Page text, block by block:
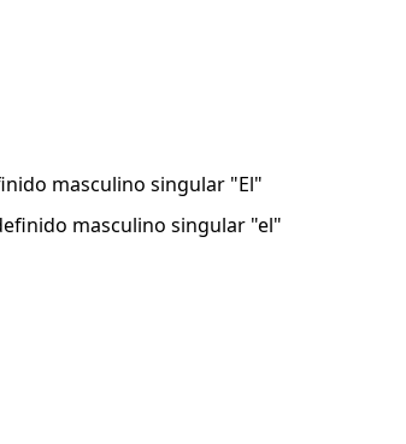
masculino singular "El"
masculino singular "el"